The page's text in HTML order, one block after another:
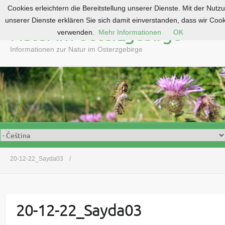
o
c
o
n
t
e
n
Natur im Osterzgebirge
Informationen zur Natur im Osterzgebirge
20-12-22_Sayda03
20-12-22_Sayda03
Cookies erleichtern die Bereitstellung unserer Dienste. Mit der
unserer Dienste erklären Sie sich damit einverstanden, dass wir
verwenden.
Mehr Informationen OK